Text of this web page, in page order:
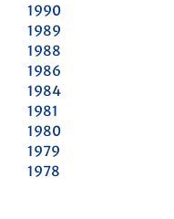
1990
1989
1988
1986
1984
1981
1980
1979
1978